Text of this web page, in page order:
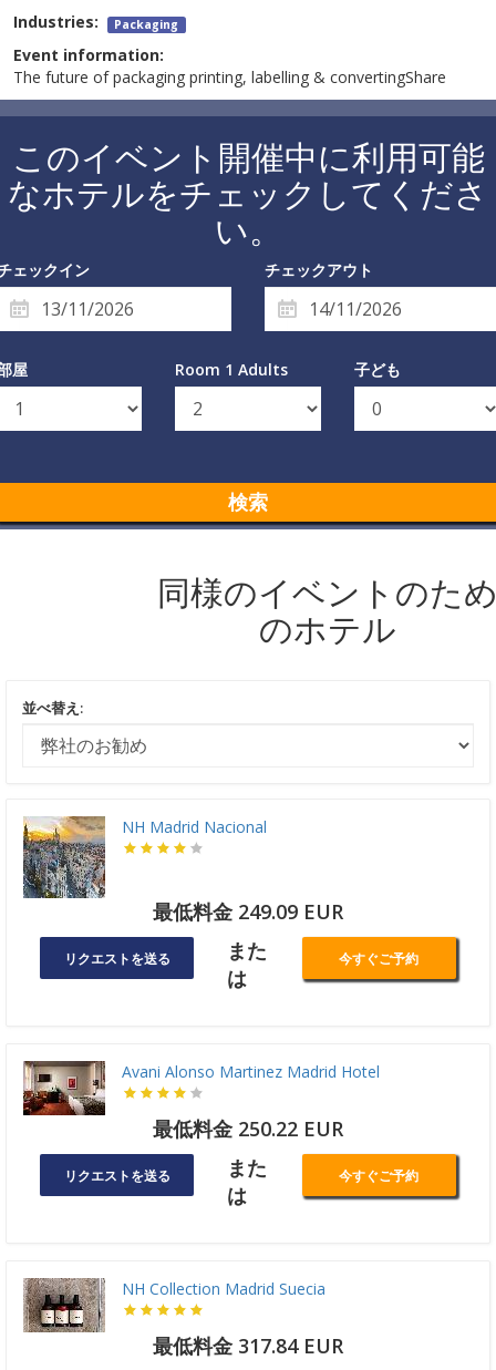
Industries: Packaging
Event information:
The future of packaging printing, labelling & convertingShare
このイベント開催中に利用可能
なホテルをチェックしてくださ
い。
ェックイン チェックアウト
屋 Room 1 Adults 子ども
検索
同様のイベントのた
のホテル
並べ替え:
NH Madrid Nacional
最低料金 249.09 EUR
リクエストを送る
また
は
今すぐご予約
Avani Alonso Martinez Madrid Hotel
最低料金 250.22 EUR
リクエストを送る
また
は
今すぐご予約
NH Collection Madrid Suecia
最低料金 317.84 EUR